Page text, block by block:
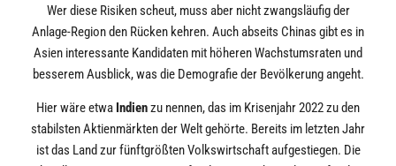
Wer diese Risiken scheut, muss aber nicht zwangsläufig der
Anlage-Region den Rücken kehren. Auch abseits Chinas gibt es in
Asien interessante Kandidaten mit höheren Wachstumsraten und
besserem Ausblick, was die Demografie der Bevölkerung angeht.
Hier wäre etwa Indienzu nennen, das im Krisenjahr 2022 zu den
stabilsten Aktienmärkten der Welt gehörte. Bereits im letzten Jahr
ist das Land zur fünftgrößten Volkswirtschaft aufgestiegen. Die